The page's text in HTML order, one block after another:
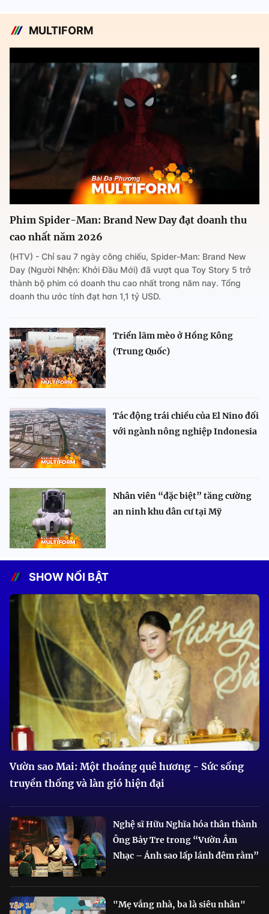
MULTIFORM
Phim Spider-Man: Brand New Day đạt doanh thu
cao nhất năm 2026
(HTV) - Chỉ sau 7 ngày công chiếu, Spider-Man: Brand New
Day (Người Nhện: Khởi Đầu Mới) đã vượt qua Toy Story 5 trở
thành bộ phim có doanh thu cao nhất trong năm nay. Tổng
doanh thu ước tính đạt hơn 1,1 tỷ USD.
Triển lãm mèo ở Hồng Kông
(Trung Quốc)
Tác động trái chiều của El Nino đối
với ngành nông nghiệp Indonesia
Nhân viên “đặc biệt” tăng cường
an ninh khu dân cư tại Mỹ
SHOW NỔI BẬT
Vườn sao Mai: Một thoáng quê hương - Sức sống
truyền thống và làn gió hiện đại
Nghệ sĩ Hữu Nghĩa hóa thân thành
Ông Bảy Tre trong “Vườn Âm
Nhạc – Ánh sao lấp lánh đêm rằm”
"Mẹ vắng nhà, ba là siêu nhân"